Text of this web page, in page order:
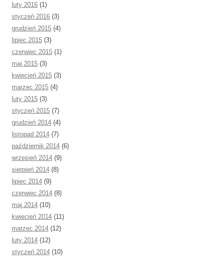
luty 2016 (1)
styczeń 2016 (3)
grudzień 2015 (4)
lipiec 2015 (3)
czerwiec 2015 (1)
maj 2015 (3)
kwiecień 2015 (3)
marzec 2015 (4)
luty 2015 (3)
styczeń 2015 (7)
grudzień 2014 (4)
listopad 2014 (7)
październik 2014 (6)
wrzesień 2014 (9)
sierpień 2014 (8)
lipiec 2014 (9)
czerwiec 2014 (8)
maj 2014 (10)
kwiecień 2014 (11)
marzec 2014 (12)
luty 2014 (12)
styczeń 2014 (10)